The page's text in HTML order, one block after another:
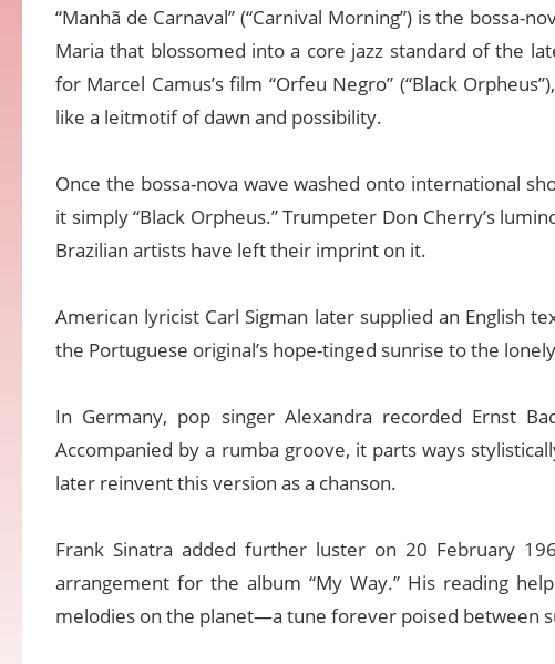
“Manhã de Carnaval” (“Carnival Morning”) is the
Maria that blossomed into a core jazz standard of the
for Marcel Camus’s film “Orfeu Negro” (“Black
like a leitmotif of dawn and possibility.
Once the bossa-nova wave washed onto international
it simply “Black Orpheus.” Trumpeter Don Cherry’s
Brazilian artists have left their imprint on it.
American lyricist Carl Sigman later supplied an English
the Portuguese original’s hope-tinged sunrise to the
In Germany, pop singer Alexandra recorded Ernst
Accompanied by a rumba groove, it parts ways
later reinvent this version as a chanson.
Frank Sinatra added further luster on 20 February
arrangement for the album “My Way.” His reading
melodies on the planet—a tune forever poised between